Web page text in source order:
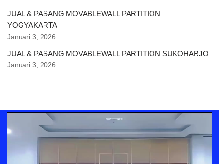
JUAL & PASANG MOVABLEWALL PARTITION
YOGYAKARTA
Januari 3, 2026
JUAL & PASANG MOVABLEWALL PARTITION SUKOHARJO
Januari 3, 2026